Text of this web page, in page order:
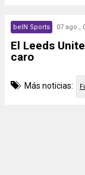
beIN Sports 07 ago.,
El Leeds
caro
Más noticias: